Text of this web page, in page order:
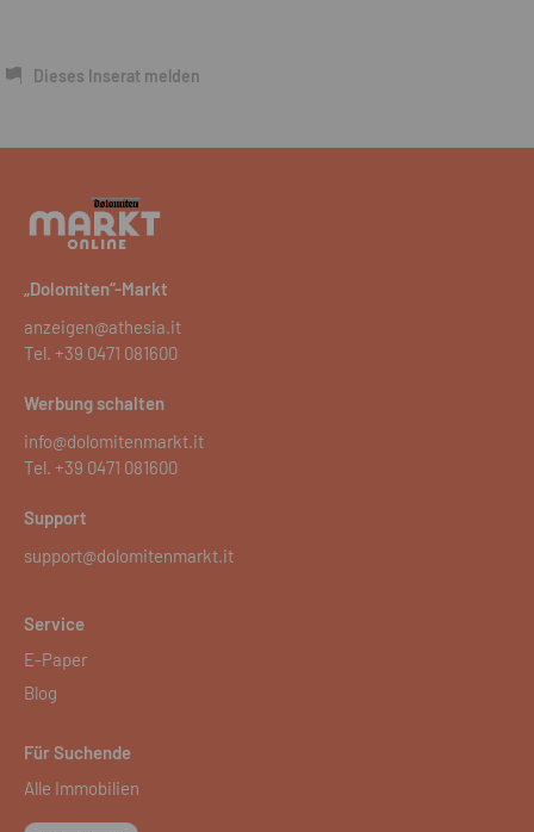
Dieses Inserat melden
„Dolomiten“-Markt
anzeigen@athesia.it
Tel. +39 0471 081600
Werbung schalten
info@dolomitenmarkt.it
Tel. +39 0471 081600
Support
support@dolomitenmarkt.it
Service
E-Paper
Blog
Für Suchende
Alle Immobilien